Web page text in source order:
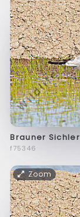
Brauner Sichler
f75346
Zoom